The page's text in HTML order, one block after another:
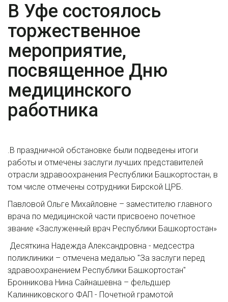
В Уфе состоялось
торжественное
мероприятие,
посвященное Дню
медицинского
работника
.В праздничной обстановке были подведены итоги
работы и отмечены заслуги лучших представителей
отрасли здравоохранения Республики Башкортостан, в
том числе отмечены сотрудники Бирской ЦРБ.
Павловой Ольге Михайловне – заместителю главного
врача по медицинской части присвоено почетное
звание «Заслуженный врач Республики Башкортостан»
Десяткина Надежда Александровна - медсестра
поликлиники – отмечена медалью "За заслуги перед
здравоохранением Республики Башкортостан"
Бронникова Нина Сайнашевна – фельдшер
Калинниковского ФАП - Почетной грамотой